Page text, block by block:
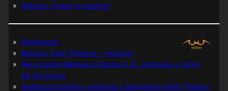
Batman: Śmierć w rodzinie
Wątpliwość
Batman: Dark Patterns – recenzja
Nie prześpij Batmana i Robina P. K. Johnsona + zimny
jak lód bonus
Najlepsze komiksy związane z Batmanem 2025 (Polska i